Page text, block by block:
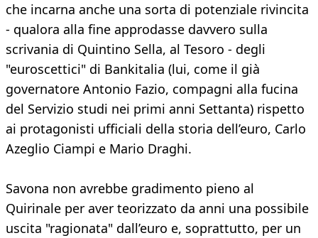
che incarna anche una sorta di potenziale rivincita
- qualora alla fine approdasse davvero sulla
scrivania di Quintino Sella, al Tesoro - degli
"euroscettici" di Bankitalia (lui, come il già
governatore Antonio Fazio, compagni alla fucina
del Servizio studi nei primi anni Settanta) rispetto
ai protagonisti ufficiali della storia dell’euro, Carlo
Azeglio Ciampi e Mario Draghi.
Savona non avrebbe gradimento pieno al
Quirinale per aver teorizzato da anni una possibile
uscita "ragionata" dall’euro e, soprattutto, per un